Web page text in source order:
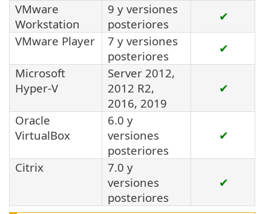
VMware
Workstation
9 y versiones
posteriores
✔
VMware Player
7 y versiones
posteriores
✔
Microsoft
Hyper-V
Server 2012,
2012 R2,
2016, 2019
✔
Oracle
VirtualBox
6.0 y
versiones
posteriores
✔
Citrix
7.0 y
versiones
posteriores
✔